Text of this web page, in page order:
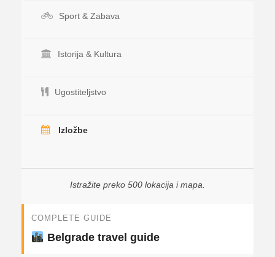
Sport & Zabava
Istorija & Kultura
Ugostiteljstvo
Izložbe
Istražite preko 500 lokacija i mapa.
COMPLETE GUIDE
Belgrade travel guide